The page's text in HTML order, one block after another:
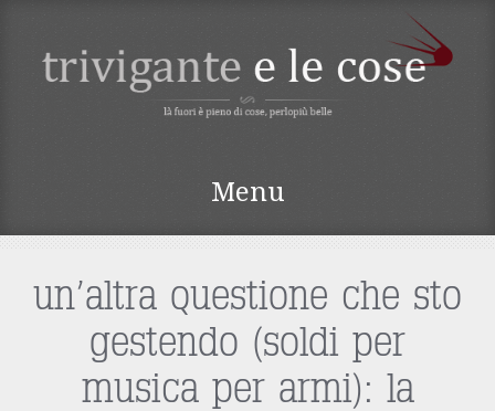
TRIVIGANTE E LE
Menu
contenuto
un’altra questione che sto
gestendo (soldi per
musica per armi): la